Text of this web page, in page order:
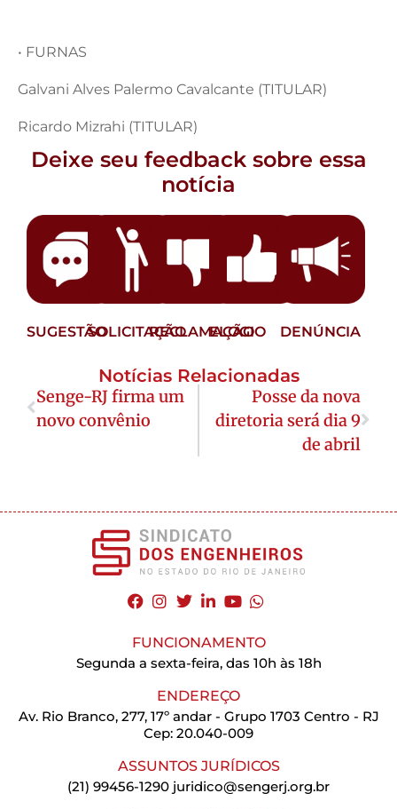
• FURNAS
Galvani Alves Palermo Cavalcante (TITULAR)
Ricardo Mizrahi (TITULAR)
Deixe seu feedback sobre essa
notícia
SUGESTÃOSOLICITAÇÃORECLAMAÇÃO
ELOGIO DENÚNCIA
Notícias Relacionadas
Senge-RJ firma um
novo convênio
Posse da nova
diretoria será dia 9
de abril
FUNCIONAMENTO
Segunda a sexta-feira, das 10h às 18h
ENDEREÇO
Av. Rio Branco, 277, 17º andar - Grupo 1703 Centro - RJ
Cep: 20.040-009
ASSUNTOS JURÍDICOS
(21) 99456-1290 juridico@sengerj.org.br